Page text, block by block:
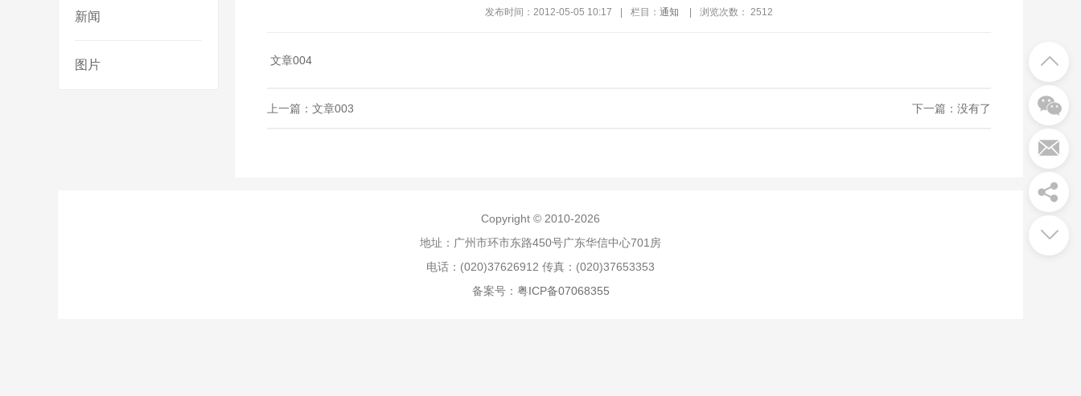
新闻
图片
发布时间：2012-05-05 10:17 栏目： 通知 浏览次数： 2512
文章004
上一篇： 文章003 下一篇：没有了
Copyright © 2010-2026
地址：广州市环市东路450号广东华信中心701房
电话：(020)37626912 传真：(020)37653353
备案号： 粤ICP备07068355